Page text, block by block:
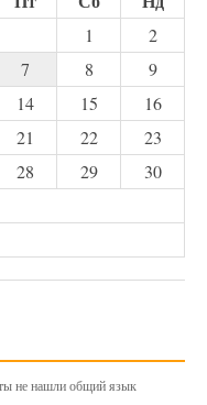
1
2
7 8
9
14 15
16
21 22
23
28 29
30
не нашли общий язык